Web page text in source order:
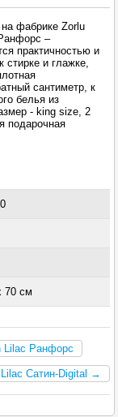
фабрике Zorlu
–
практичностью и
стирке и глажке,
сантиметр, к
белья из
- king size, 2
подарочная
70 см
Lilac Ранфорс
Сатин-Digital →